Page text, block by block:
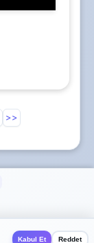
Kabul Et Reddet
>>